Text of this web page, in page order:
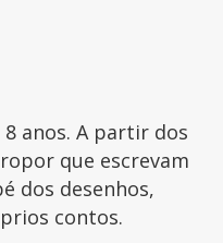
8 anos. A partir dos
que escrevam
dos desenhos,
contos.